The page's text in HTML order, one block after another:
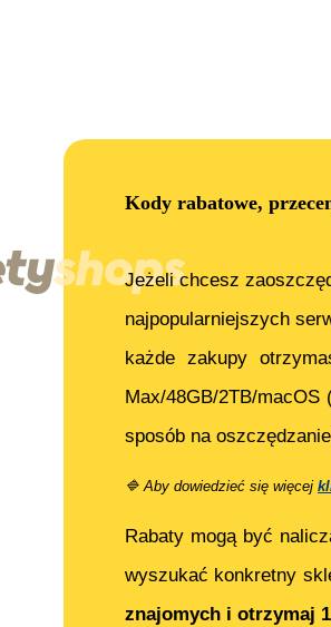
Kody rabatowe,
Jeżeli chcesz
najpopularniejszych
każde zakupy
Max/48GB/2TB/macOS
sposób na
🔷 Aby dowiedzieć się więcej
Rabaty mogą być
wyszukać konkretny
znajomych i otrzymaj